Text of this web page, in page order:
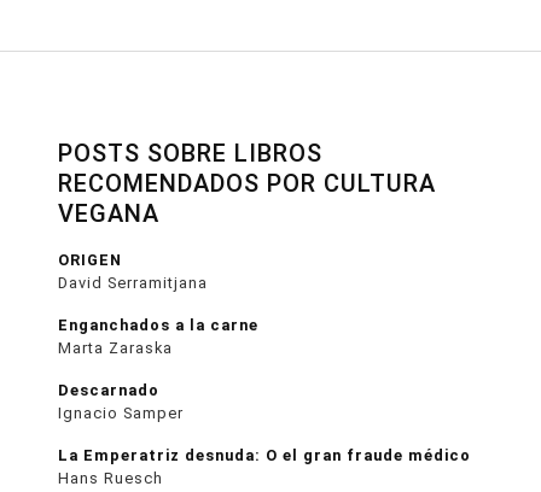
POSTS SOBRE LIBROS
RECOMENDADOS POR CULTURA
VEGANA
ORIGEN
David Serramitjana
Enganchados a la carne
Marta Zaraska
Descarnado
Ignacio Samper
La Emperatriz desnuda: O el gran fraude médico
Hans Ruesch